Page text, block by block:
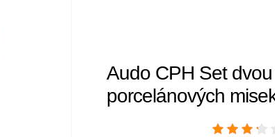
Audo CPH Set
porcelánových